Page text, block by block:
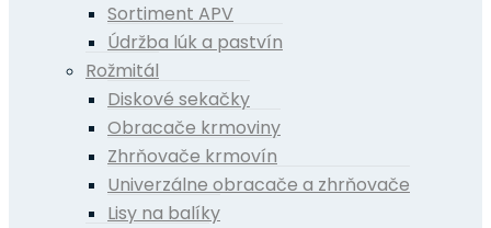
Sortiment APV
Údržba lúk a pastvín
Rožmitál
Diskové sekačky
Obracače krmoviny
Zhrňovače krmovín
Univerzálne obracače a zhrňovače
Lisy na balíky